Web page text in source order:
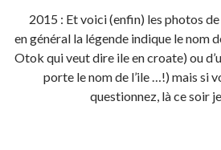
2015 : Et voici (enfin) les photos
en général la légende indique le nom
Otok qui veut dire ile en croate) ou
porte le nom de l’ile …!) mais si
questionnez, là ce soir